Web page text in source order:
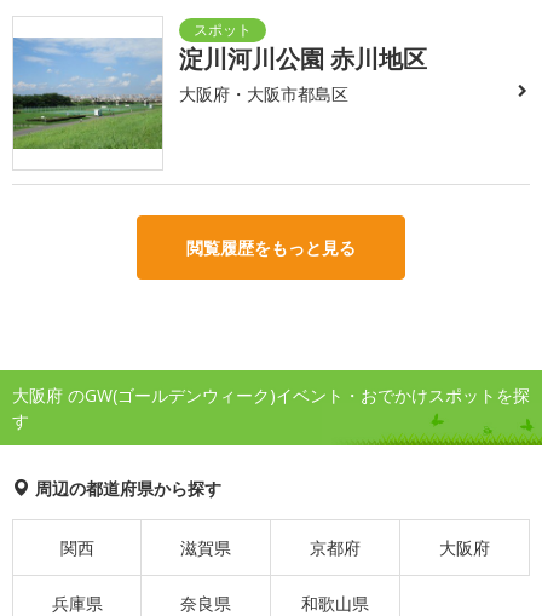
淀川河川公園 赤川地区
大阪府・大阪市都島区
閲覧履歴をもっと見る
大阪府 のGW(ゴールデンウィーク)イベント・おでかけスポットを探
す
周辺の都道府県から探す
関西 滋賀県 京都府 大阪府
兵庫県 奈良県 和歌山県